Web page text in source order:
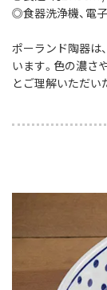
◎食器洗浄機、電
ポーランド陶器は
います。色の濃さ
とご理解いただい